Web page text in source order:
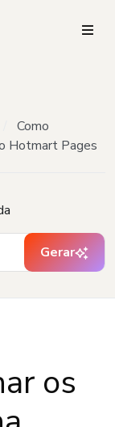
Como
Hotmart Pages
Gerar
os